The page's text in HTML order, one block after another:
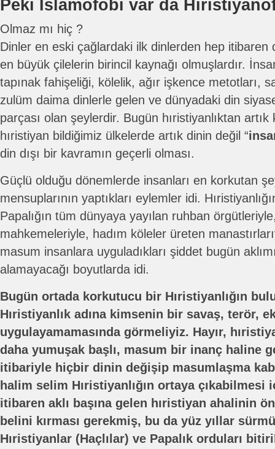
Peki İslamofobi var da
Olmaz mı hiç ?
Dinler en eski çağlardaki ilk dinlerden hep itibaren
en büyük çilelerin birincil kaynağı olmuşlardır.
tapınak fahişeliği, kölelik, ağır işkence metotları,
zulüm daima dinlerle gelen ve dünyadaki din
parçası olan şeylerdir. Bugün hıristiyanlıktan artık
hıristiyan bildiğimiz ülkelerde artık dinin değil “
din dışı bir kavramın geçerli olması.
Güçlü olduğu dönemlerde insanları en korkutan
mensuplarının yaptıkları eylemler idi.
Papalığın tüm dünyaya yayılan ruhban
mahkemeleriyle, hadım köleler üreten
masum insanlara uyguladıkları şiddet bugün
alamayacağı boyutlarda idi.
Bugün ortada korkutucu bir Hıristiyanlığın
Hıristiyanlık adına kimsenin bir savaş, terör,
uygulayamamasında görmeliyiz. Hayır,
daha yumuşak başlı, masum bir inanç haline
itibariyle hiçbir dinin değişip masumlaşma
halim selim Hıristiyanlığın ortaya çıkabilmesi
itibaren aklı başına gelen hıristiyan ahalinin
belini kırması gerekmiş, bu da yüz yıllar
Hıristiyanlar (Haçlılar) ve Papalık orduları